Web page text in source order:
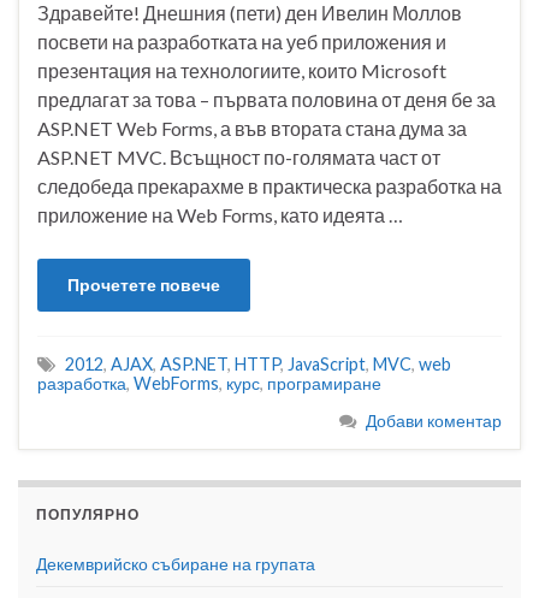
Здравейте! Днешния (пети) ден Ивелин Моллов
посвети на разработката на уеб приложения и
презентация на технологиите, които Microsoft
предлагат за това – първата половина от деня бе за
ASP.NET Web Forms, а във втората стана дума за
ASP.NET MVC. Всъщност по-голямата част от
следобеда прекарахме в практическа разработка на
приложение на Web Forms, като идеята …
Прочетете повече
2012, AJAX, ASP.NET, HTTP, JavaScript, MVC, web
разработка, WebForms, курс, програмиране
Добави коментар
ПОПУЛЯРНО
Декемврийско събиране на групата